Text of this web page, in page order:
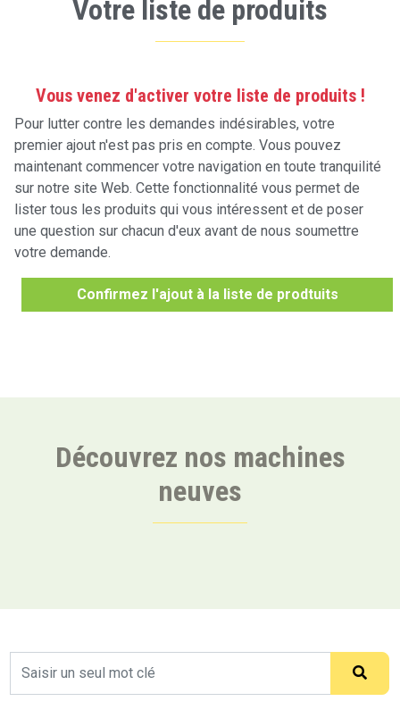
Votre liste de produits
Vous venez d'activer votre liste de produits !
Pour lutter contre les demandes indésirables, votre
premier ajout n'est pas pris en compte. Vous pouvez
maintenant commencer votre navigation en toute tranquilité
sur notre site Web. Cette fonctionnalité vous permet de
lister tous les produits qui vous intéressent et de poser
une question sur chacun d'eux avant de nous soumettre
votre demande.
Confirmez l'ajout à la liste de prodtuits
Découvrez nos machines
neuves